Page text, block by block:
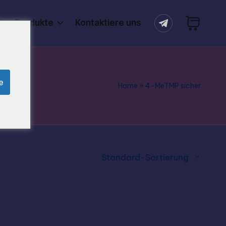
Produkte Kontaktiere uns
Home » 4-MeTMP sicher
Standard-Sortierung